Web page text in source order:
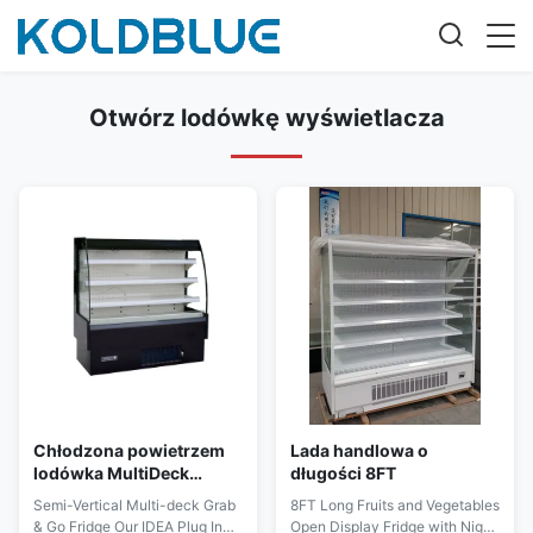
Otwórz lodówkę wyświetlacza
Chłodzona powietrzem
lodówka MultiDeck
otwarta półpionowa
Semi-Vertical Multi-deck Grab
& Go Fridge Our IDEA Plug In
Lada handlowa o
długości 8FT
8FT Long Fruits and Vegetables
Open Display Fridge with Night